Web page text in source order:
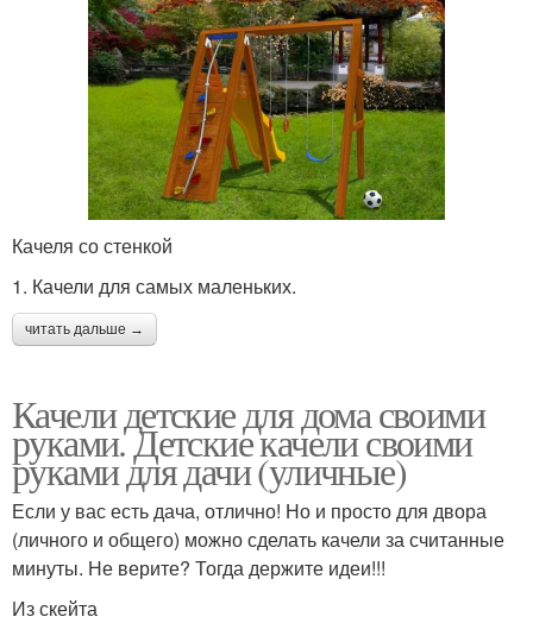
Качеля со стенкой
1. Качели для самых маленьких.
читать дальше →
Качели детские для дома своими
руками. Детские качели своими
руками для дачи (уличные)
Если у вас есть дача, отлично! Но и просто для двора
(личного и общего) можно сделать качели за считанные
минуты. Не верите? Тогда держите идеи!!!
Из скейта